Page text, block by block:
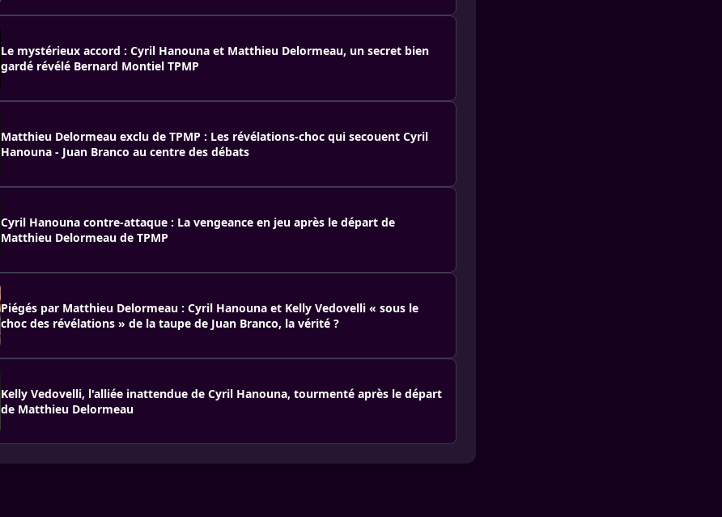
Le mystérieux accord : Cyril Hanouna et Matthieu Delormeau, un secret bien
gardé révélé Bernard Montiel TPMP
Matthieu Delormeau exclu de TPMP : Les révélations-choc qui secouent Cyril
Hanouna - Juan Branco au centre des débats
Cyril Hanouna contre-attaque : La vengeance en jeu après le départ de
Matthieu Delormeau de TPMP
Piégés par Matthieu Delormeau : Cyril Hanouna et Kelly Vedovelli « sous le
choc des révélations » de la taupe de Juan Branco, la vérité ?
Kelly Vedovelli, l'alliée inattendue de Cyril Hanouna, tourmenté après le départ
de Matthieu Delormeau